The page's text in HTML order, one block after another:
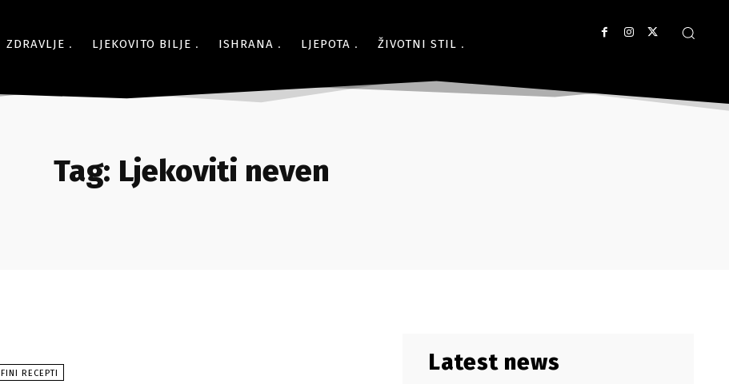
ZDRAVLJE LJEKOVITO BILJE ISHRANA LJEPOTA ŽIVOTNI STIL
Tag: Ljekoviti neven
FINI RECEPTI Latest news